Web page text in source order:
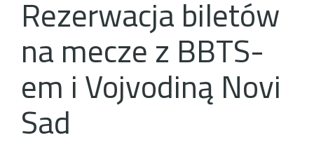
Rezerwacja biletów
na mecze z BBTS-
em i Vojvodiną Novi
Sad